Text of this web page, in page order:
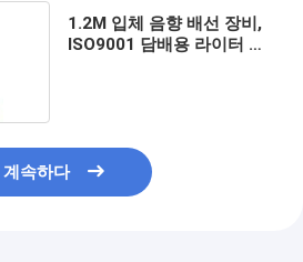
1.2M 입체 음향 배선 장비,
ISO9001 담배용 라이터 자
계속하다